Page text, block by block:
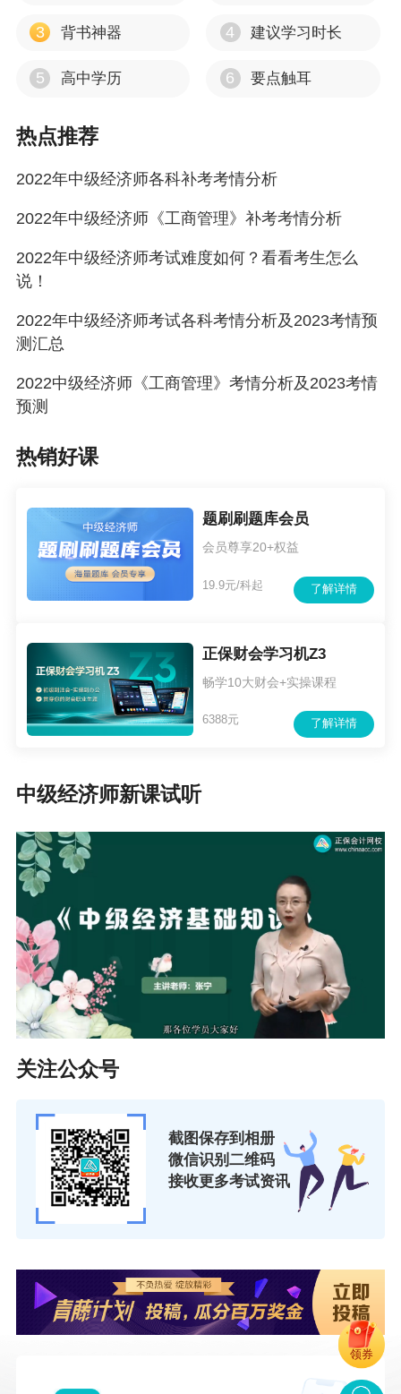
3 背书神器 4 建议学习时长
5 高中学历 6 要点触耳
热点推荐
2022年中级经济师各科补考考情分析
2022年中级经济师《工商管理》补考考情分析
2022年中级经济师考试难度如何？看看考生怎么
说！
2022年中级经济师考试各科考情分析及2023考情预
测汇总
2022中级经济师《工商管理》考情分析及2023考情
预测
热销好课
题刷刷题库会员
会员尊享20+权益
了解详情
19.9元/科起
正保财会学习机Z3
畅学10大财会+实操课程
了解详情
6388元
中级经济师新课试听
关注公众号
截图保存到相册
微信识别二维码
接收更多考试资讯
领券